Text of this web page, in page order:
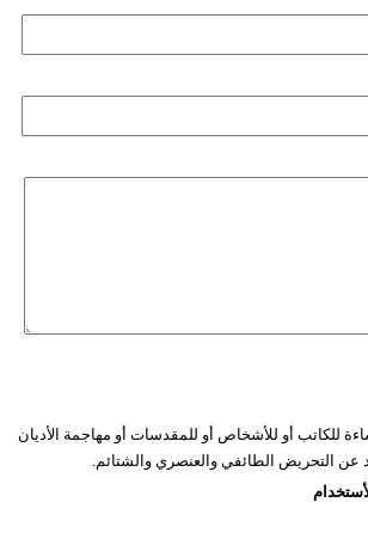
تعليم
سيارات
للكاتب أو للأشخاص أو للمقدسات أو مهاجمة الأديان
عن التحريض الطائفي والعنصري والشتائم.